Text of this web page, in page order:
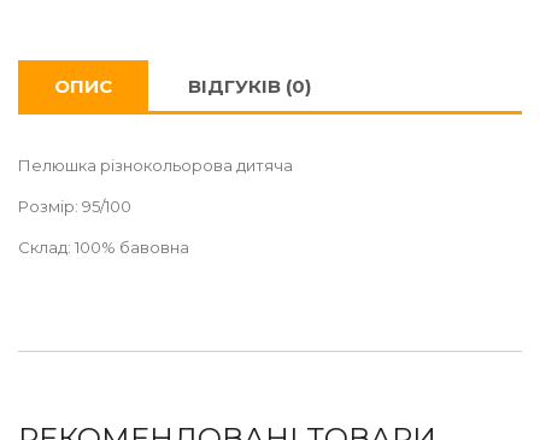
ОПИС ВІДГУКІВ (0)
Пелюшка різнокольорова дитяча
Розмір: 95/100
Склад: 100% бавовна